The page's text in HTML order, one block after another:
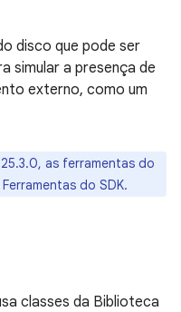
disco que pode ser
simular a presença de
externo, como um
as ferramentas do
do SDK.
classes da Biblioteca